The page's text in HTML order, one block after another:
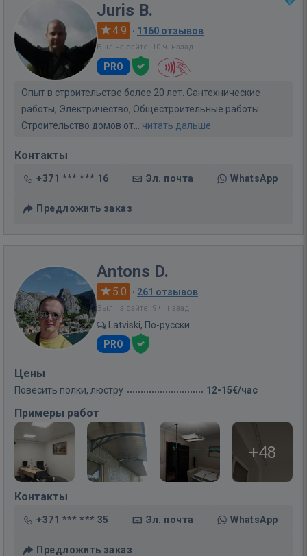
Juris B.
4.9 · 1160 отзывов
Был на сайте: 10 ч. назад
PRO
Опыт в строительстве более 20 лет. Сантехнические
работы, Электричество, Общестроительные работы.
Строительство домов от... читать дальше
Контакты
+371 *** *** 16 Эл. почта WhatsApp
Предложить заказ
Antons D.
5.0 · 261 отзывов
Был на сайте: 9 ч. назад
Latviski, По-русски
PRO
Цены
Повесить полки, люстру 12-15€/час
Примеры работ
+48
Контакты
+371 *** *** 35 Эл. почта WhatsApp
Предложить заказ